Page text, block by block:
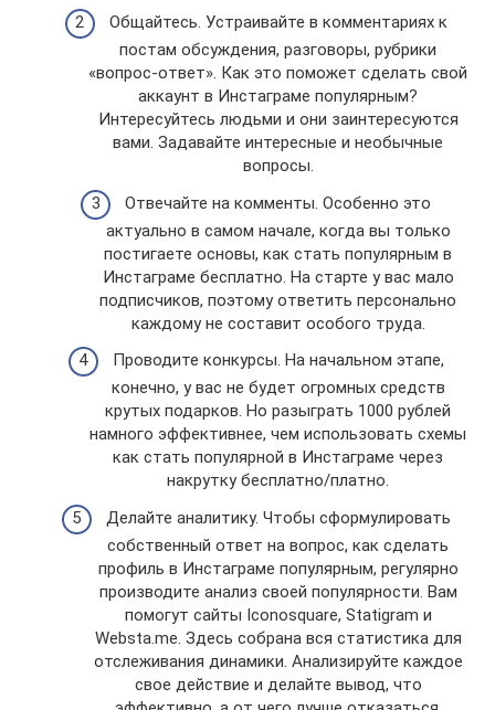
Общайтесь. Устраивайте в комментариях к
постам обсуждения, разговоры, рубрики
«вопрос-ответ». Как это поможет сделать свой
аккаунт в Инстаграме популярным?
Интересуйтесь людьми и они заинтересуются
вами. Задавайте интересные и необычные
вопросы.
Отвечайте на комменты. Особенно это
актуально в самом начале, когда вы только
постигаете основы, как стать популярным в
Инстаграме бесплатно. На старте у вас мало
подписчиков, поэтому ответить персонально
каждому не составит особого труда.
Проводите конкурсы. На начальном этапе,
конечно, у вас не будет огромных средств
крутых подарков. Но разыграть 1000 рублей
намного эффективнее, чем использовать схемы
как стать популярной в Инстаграме через
накрутку бесплатно/платно.
Делайте аналитику. Чтобы сформулировать
собственный ответ на вопрос, как сделать
профиль в Инстаграме популярным, регулярно
производите анализ своей популярности. Вам
помогут сайты Iconosquare, Statigram и
Websta.me. Здесь собрана вся статистика для
отслеживания динамики. Анализируйте каждое
свое действие и делайте вывод, что